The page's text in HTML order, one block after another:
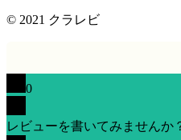
© 2021 クラレビ
0
レビューを書いてみませんか